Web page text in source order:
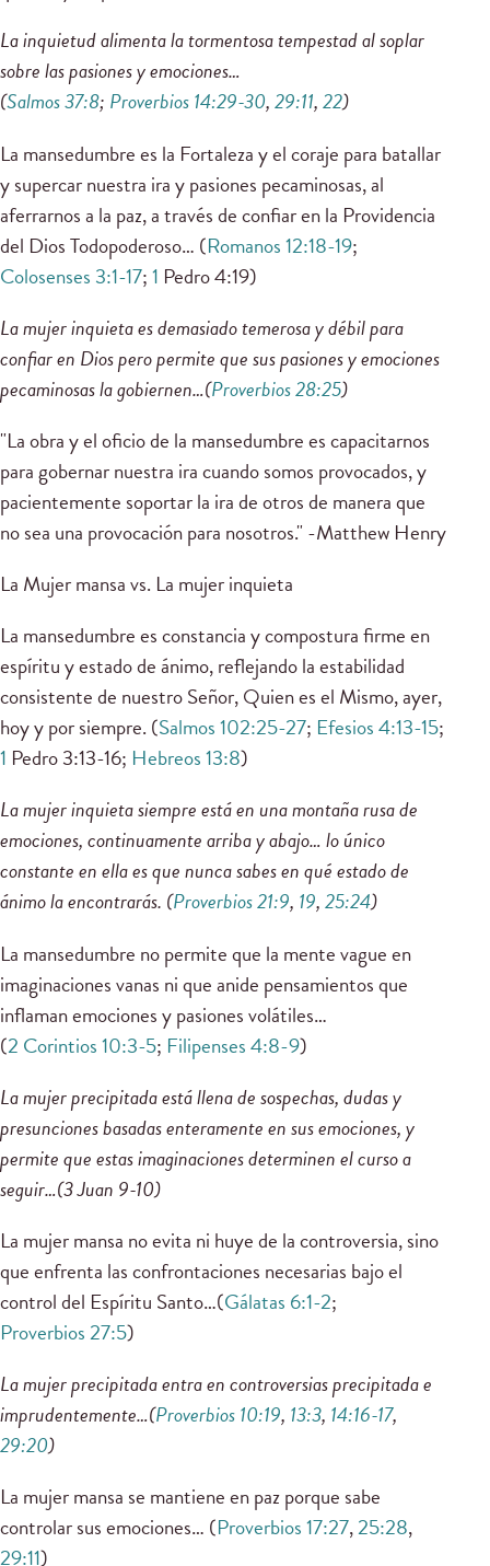
La inquietud alimenta la tormentosa tempestad al soplar
sobre las pasiones y emociones…
(Salmos 37:8; Proverbios 14:29-30,29:11,22)
La mansedumbre es la Fortaleza y el coraje para batallar
y supercar nuestra ira y pasiones pecaminosas, al
aferrarnos a la paz, a través de confiar en la Providencia
del Dios Todopoderoso… (Romanos 12:18-19;
Colosenses 3:1-17;1 Pedro 4:19)
La mujer inquieta es demasiado temerosa y débil para
confiar en Dios pero permite que sus pasiones y emociones
pecaminosas la gobiernen…(Proverbios 28:25)
"La obra y el oficio de la mansedumbre es capacitarnos
para gobernar nuestra ira cuando somos provocados, y
pacientemente soportar la ira de otros de manera que
no sea una provocación para nosotros." -Matthew Henry
La Mujer mansa vs. La mujer inquieta
La mansedumbre es constancia y compostura firme en
espíritu y estado de ánimo, reflejando la estabilidad
consistente de nuestro Señor, Quien es el Mismo, ayer,
hoy y por siempre. (Salmos 102:25-27; Efesios 4:13-15;
1 Pedro 3:13-16; Hebreos 13:8)
La mujer inquieta siempre está en una montaña rusa de
emociones, continuamente arriba y abajo… lo único
constante en ella es que nunca sabes en qué estado de
ánimo la encontrarás. (Proverbios 21:9, 19,25:24)
La mansedumbre no permite que la mente vague en
imaginaciones vanas ni que anide pensamientos que
inflaman emociones y pasiones volátiles…
(2 Corintios 10:3-5; Filipenses 4:8-9)
La mujer precipitada está llena de sospechas, dudas y
presunciones basadas enteramente en sus emociones, y
permite que estas imaginaciones determinen el curso a
seguir…(3 Juan 9-10)
La mujer mansa no evita ni huye de la controversia, sino
que enfrenta las confrontaciones necesarias bajo el
control del Espíritu Santo…(Gálatas 6:1-2;
Proverbios 27:5)
La mujer precipitada entra en controversias precipitada e
imprudentemente…(Proverbios 10:19, 13:3, 14:16-17,
29:20)
La mujer mansa se mantiene en paz porque sabe
controlar sus emociones… (Proverbios 17:27,25:28,
29:11)